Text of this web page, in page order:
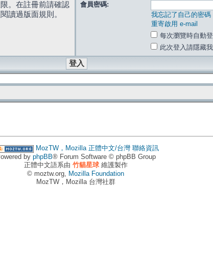
。在註冊前請確認
讀過版面規則。
會員密碼:
我忘記了自己的密碼
重寄啟用 e-mail
每次瀏覽時自動
此次登入請隱藏
MozTW，Mozilla 正體中文/台灣 聯絡資訊
by phpBB® Forum Software © phpBB Group
正體中文語系由 竹貓星球維護製作
© moztw.org, Mozilla Foundation
MozTW，Mozilla 台灣社群